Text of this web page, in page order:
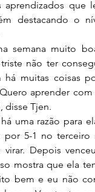
que
destacando o
semana muito
não ter
muitas coisas
aprender
disse Tjen.
uma razão para
por 5-1 no terceiro
Depois
mostra que ela
bem e eu não